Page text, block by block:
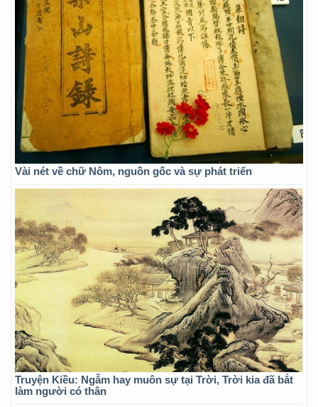
Vài nét về chữ Nôm, nguồn gốc và sự phát triển
Truyện Kiều: Ngẫm hay muôn sự tại Trời, Trời kia đã bắt
làm người có thân